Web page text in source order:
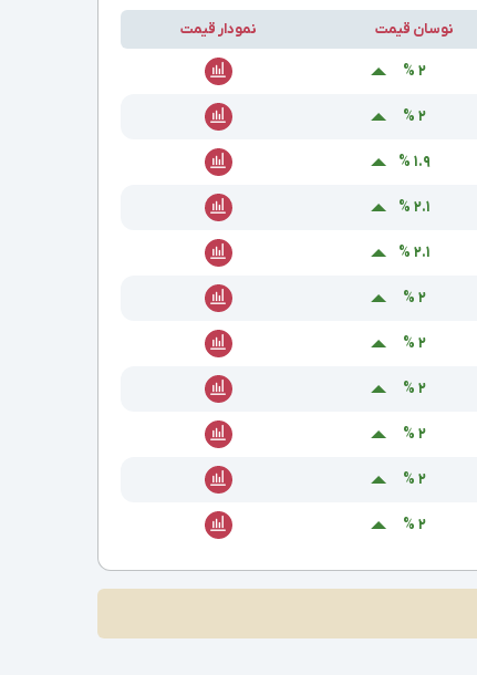
نوسان قیمت نمودار قیمت
۲ %
۲ %
۱.۹ %
۲.۱ %
۲.۱ %
۲ %
۲ %
۲ %
۲ %
۲ %
۲ %